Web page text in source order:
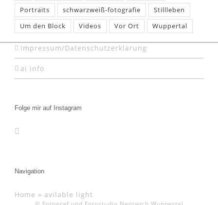
Portraits
schwarzweiß-fotografie
Stillleben
Um den Block
Videos Vor Ort Wuppertal
Impressum/Datenschutzerklärung
ai info
Folge mir auf Instagram
Navigation
Home » avilable light